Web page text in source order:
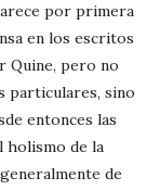
por primera
en los escritos
Quine, pero no
particulares, sino
entonces las
holismo de la
de